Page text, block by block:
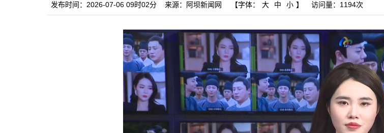
发布时间：2026-07-06 09时02分 来源：阿坝新闻网 【字体： 大 中 小 】 访问量： 1194次